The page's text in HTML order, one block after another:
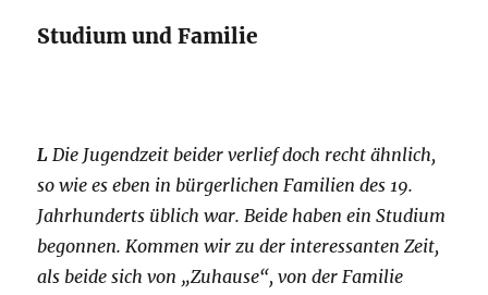
Studium und Familie
L Die Jugendzeit beider verlief doch recht ähnlich,
so wie es eben in bürgerlichen Familien des 19.
Jahrhunderts üblich war. Beide haben ein Studium
begonnen. Kommen wir zu der interessanten Zeit,
als beide sich von „Zuhause“, von der Familie